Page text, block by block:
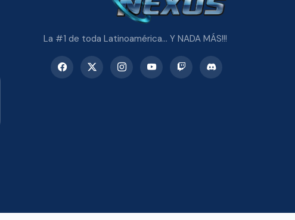
La #1 de toda Latinoamérica... Y NADA MÁS!!!